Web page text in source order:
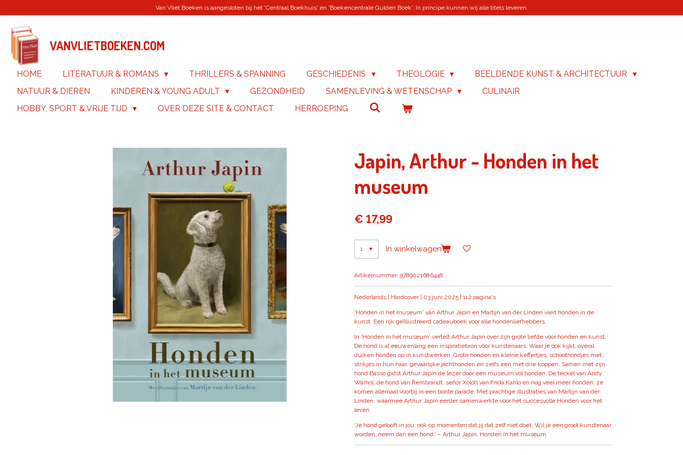
naar
hoofdinhoud
Van Vliet Boeken is aangesloten bij het 'Centraal Boekhuis' en 'Boekencentrale Gulden Boek'. In principe kunnen wij alle titels leveren.
VANVLIETBOEKEN.COM
HOME LITERATUUR & ROMANS THRILLERS & SPANNING GESCHIEDENIS THEOLOGIE
BEELDENDE KUNST & ARCHITECTUUR
NATUUR & DIEREN
KINDEREN & YOUNG ADULT GEZONDHEID SAMENLEVING & WETENSCHAP
CULINAIR
HOBBY, SPORT & VRIJE TIJD
OVER DEZE SITE & CONTACT HERROEPING
Japin, Arthur - Honden in het
museum
€ 17,99
In winkelwagen
Artikelnummer: 9789021686448
Nederlands | Hardcover | 03 juni 2025 | 112 pagina's
'Honden in het museum' van Arthur Japin en Martijn van der Linden viert honden in de
kunst. Een rijk geïllustreerd cadeauboek voor alle hondenliefhebbers.
In 'Honden in het museum' vertelt Arthur Japin over zijn grote liefde voor honden en kunst.
De hond is al eeuwenlang een inspiratiebron voor kunstenaars. Waar je ook kijkt, overal
duiken honden op in kunstwerken. Grote honden en kleine keffertjes, schoothondjes met
strikjes in hun haar, gevaarlijke jachthonden en zelfs een met drie koppen. Samen met zijn
hond Basso gidst Arthur Japin de lezer door een museum vol honden. De teckel van Andy
Warhol, de hond van Rembrandt, señor Xólotl van Frida Kahlo en nog veel meer honden: ze
komen allemaal voorbij in een bonte parade. Met prachtige illustraties van Martijn van der
Linden, waarmee Arthur Japin eerder samenwerkte voor het succesvolle Honden voor het
leven.
‘Je hond gelooft in jou, ook op momenten dat jij dat zelf niet doet. Wil je een groot kunstenaar
worden, neem dan een hond.’ – Arthur Japin, Honden in het museum.